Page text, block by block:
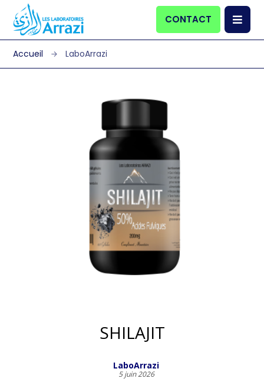
CONTACT
LaboArrazi
SHILAJIT
LaboArrazi
5 juin 2026